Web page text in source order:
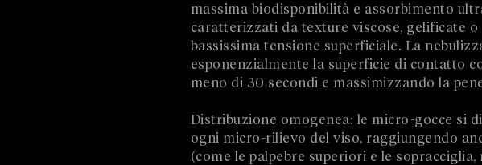
massima biodisponibilità e assorbimento
caratterizzati da texture viscose, gelificate o
bassissima tensione superficiale. La
esponenzialmente la superficie di contatto
meno di 30 secondi e massimizzando la
Distribuzione omogenea: le micro-gocce si
ogni micro-rilievo del viso, raggiungendo
(come le palpebre superiori e le